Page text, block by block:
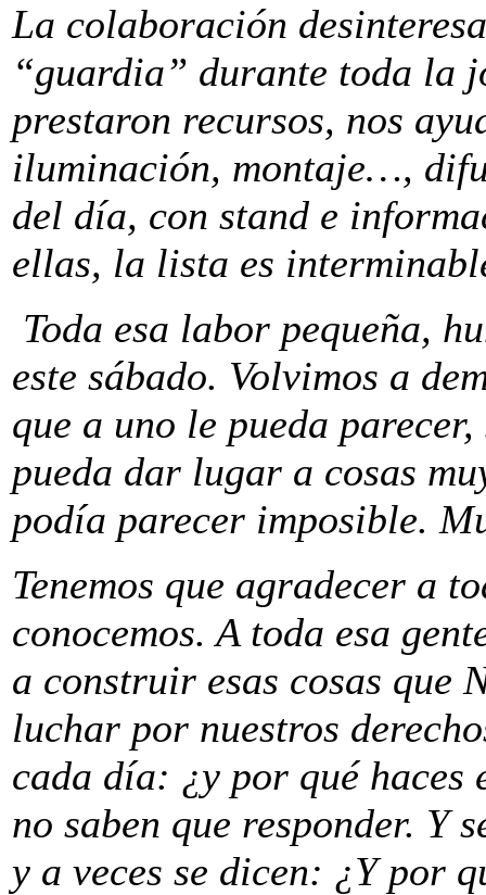
La colaboración
“guardia” durante toda la
prestaron recursos, nos
iluminación, montaje…,
del día, con stand e
ellas, la lista es
Toda esa labor pequeña,
este sábado. Volvimos a
que a uno le pueda
pueda dar lugar a cosas
podía parecer imposible.
Tenemos que agradecer a
conocemos. A toda esa
a construir esas cosas que
luchar por nuestros
cada día: ¿y por qué haces
no saben que responder. Y
y a veces se dicen: ¿Y por